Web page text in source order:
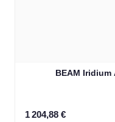
BEAM Iridium
1 204,88 €